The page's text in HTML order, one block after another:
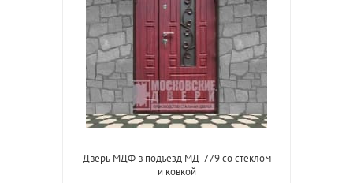
Дверь МДФ в подъезд МД-779 со стеклом
и ковкой